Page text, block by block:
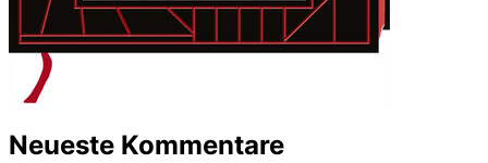
Neueste Kommentare